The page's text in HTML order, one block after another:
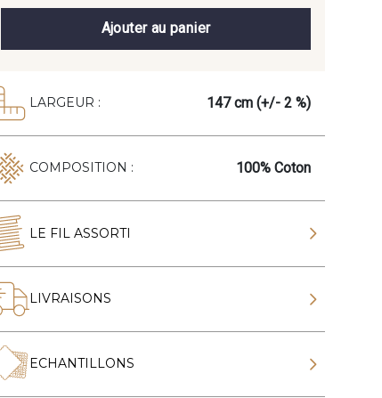
Ajouter au panier
LARGEUR : 147 cm (+/- 2 %)
COMPOSITION : 100% Coton
LE FIL ASSORTI
LIVRAISONS
ECHANTILLONS